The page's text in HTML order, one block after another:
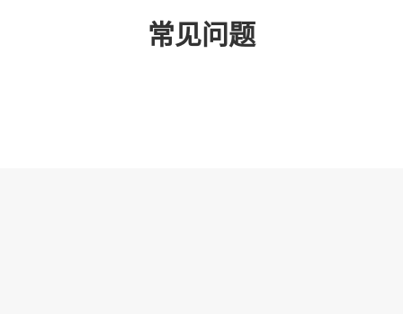
常见问题